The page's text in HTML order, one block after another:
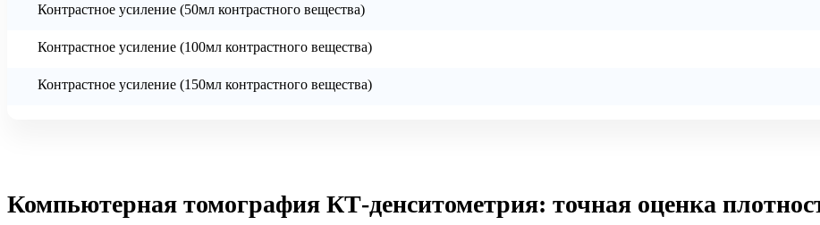
Контрастное усиление (50мл контрастного вещества)
Контрастное усиление (100мл контрастного вещества)
Контрастное усиление (150мл контрастного вещества)
Компьютерная томография КТ-денситометрия: точная оценка